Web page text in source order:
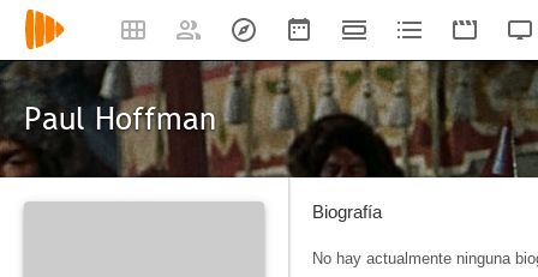
Paul Hoffman
Biografía
No hay actualmente ninguna